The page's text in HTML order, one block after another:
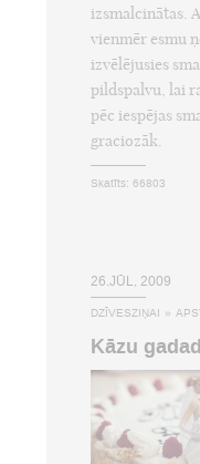
izsmalcinātas.
vienmēr esmu
izvēlējusies
pildspalvu, lai
pēc iespējas
graciozāk.
Skatīts: 66803
26.JŪL, 2009
DZĪVESZIŅAI »
Kāzu